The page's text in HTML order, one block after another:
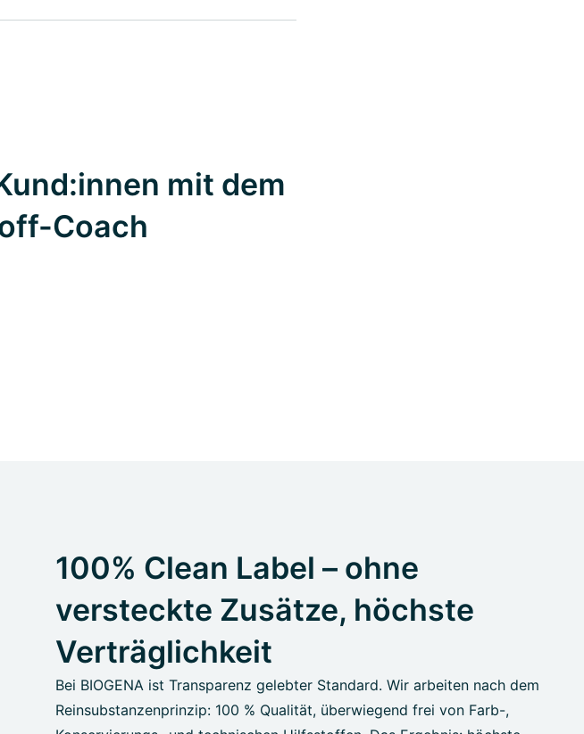
mit dem
Coach
100% Clean Label – ohne
versteckte Zusätze, höchste
Verträglichkeit
Bei BIOGENA ist Transparenz gelebter Standard. Wir arbeiten nach dem
Reinsubstanzenprinzip: 100 % Qualität, überwiegend frei von Farb-,